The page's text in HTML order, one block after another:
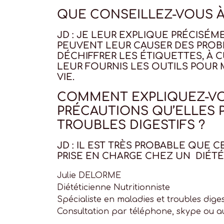
QUE CONSEILLEZ-VOUS
JD : JE LEUR EXPLIQUE
PEUVENT LEUR CAUSER DES
DÉCHIFFRER LES ÉTIQUETTES, À
LEUR FOURNIS LES OUTILS POUR
VIE.
COMMENT EXPLIQUEZ-
PRÉCAUTIONS
TROUBLES DIGESTIFS ?
JD : IL EST TRÈS PROBABLE QUE
PRISE EN CHARGE CHEZ UN
Julie DELORME
Diététicienne Nutritionniste
Spécialiste en maladies et troubles
Consultation par téléphone, skype ou